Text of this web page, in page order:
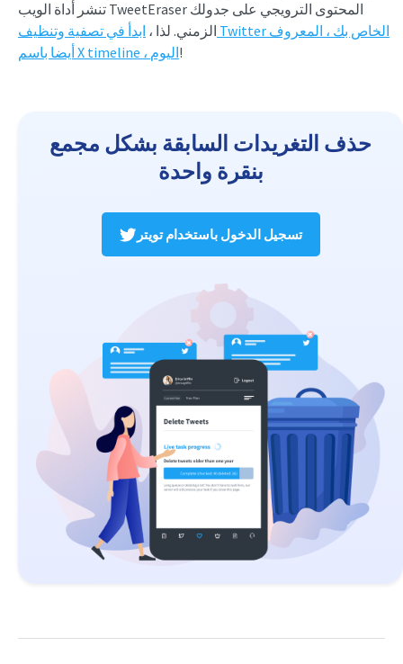
تنشر أداة الويب TweetEraser المحتوى الترويجي على جدولك
الزمني. لذا ، ابدأ في تصفية وتنظيف Twitter الخاص بك ، المعروف
أيضا باسم X timeline ، اليوم!
حذف التغريدات السابقة بشكل مجمع
بنقرة واحدة
تسجيل الدخول باستخدام تويتر